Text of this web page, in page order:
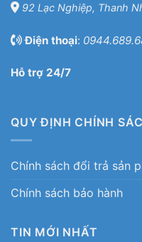
92 Lạc Nghiệp, Thanh
Điện thoại:
Hỗ trợ 24/7
QUY ĐỊNH CHÍNH
Chính sách đổi trả sản
Chính sách bảo hành
TIN MỚI NHẤT